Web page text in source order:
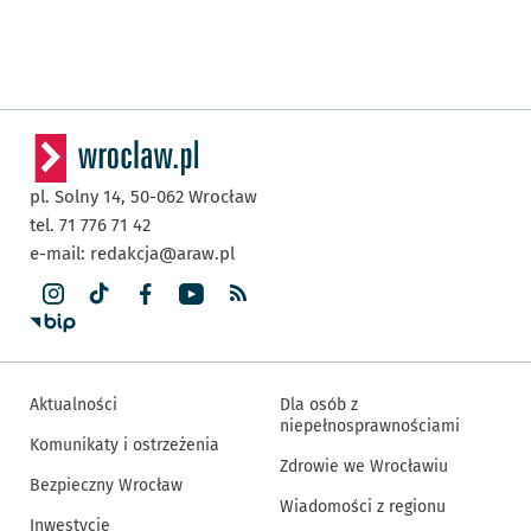
pl. Solny 14, 50-062 Wrocław
tel. 71 776 71 42
e-mail: redakcja@araw.pl
Aktualności
Komunikaty i ostrzeżenia
Bezpieczny Wrocław
Inwestycje
Dla osób z
niepełnosprawnościami
Zdrowie we Wrocławiu
Wiadomości z regionu